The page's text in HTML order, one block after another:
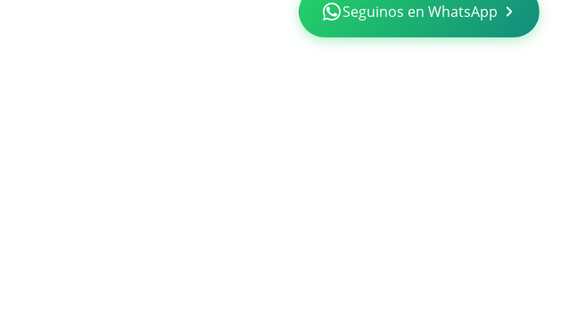
Seguinos en WhatsApp